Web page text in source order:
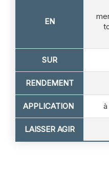
EN
SUR
RENDEMENT
APPLICATION
LAISSER AGIR